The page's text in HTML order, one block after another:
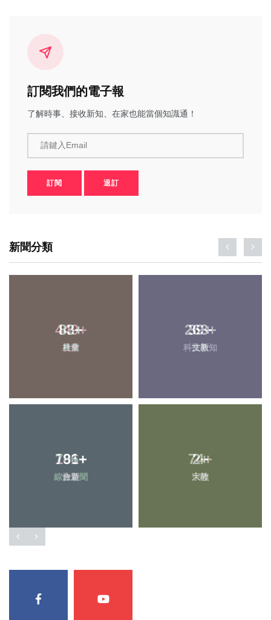
訂閱我們的電子報
了解時事、接收新知、在家也能當個知識通！
請鍵入Email
訂閱 退訂
新聞分類
83+
農業
39+
科技新知
181+
旅遊
2+
大陸
449+
社會
263+
文教
796+
綜合新聞
74+
宗教